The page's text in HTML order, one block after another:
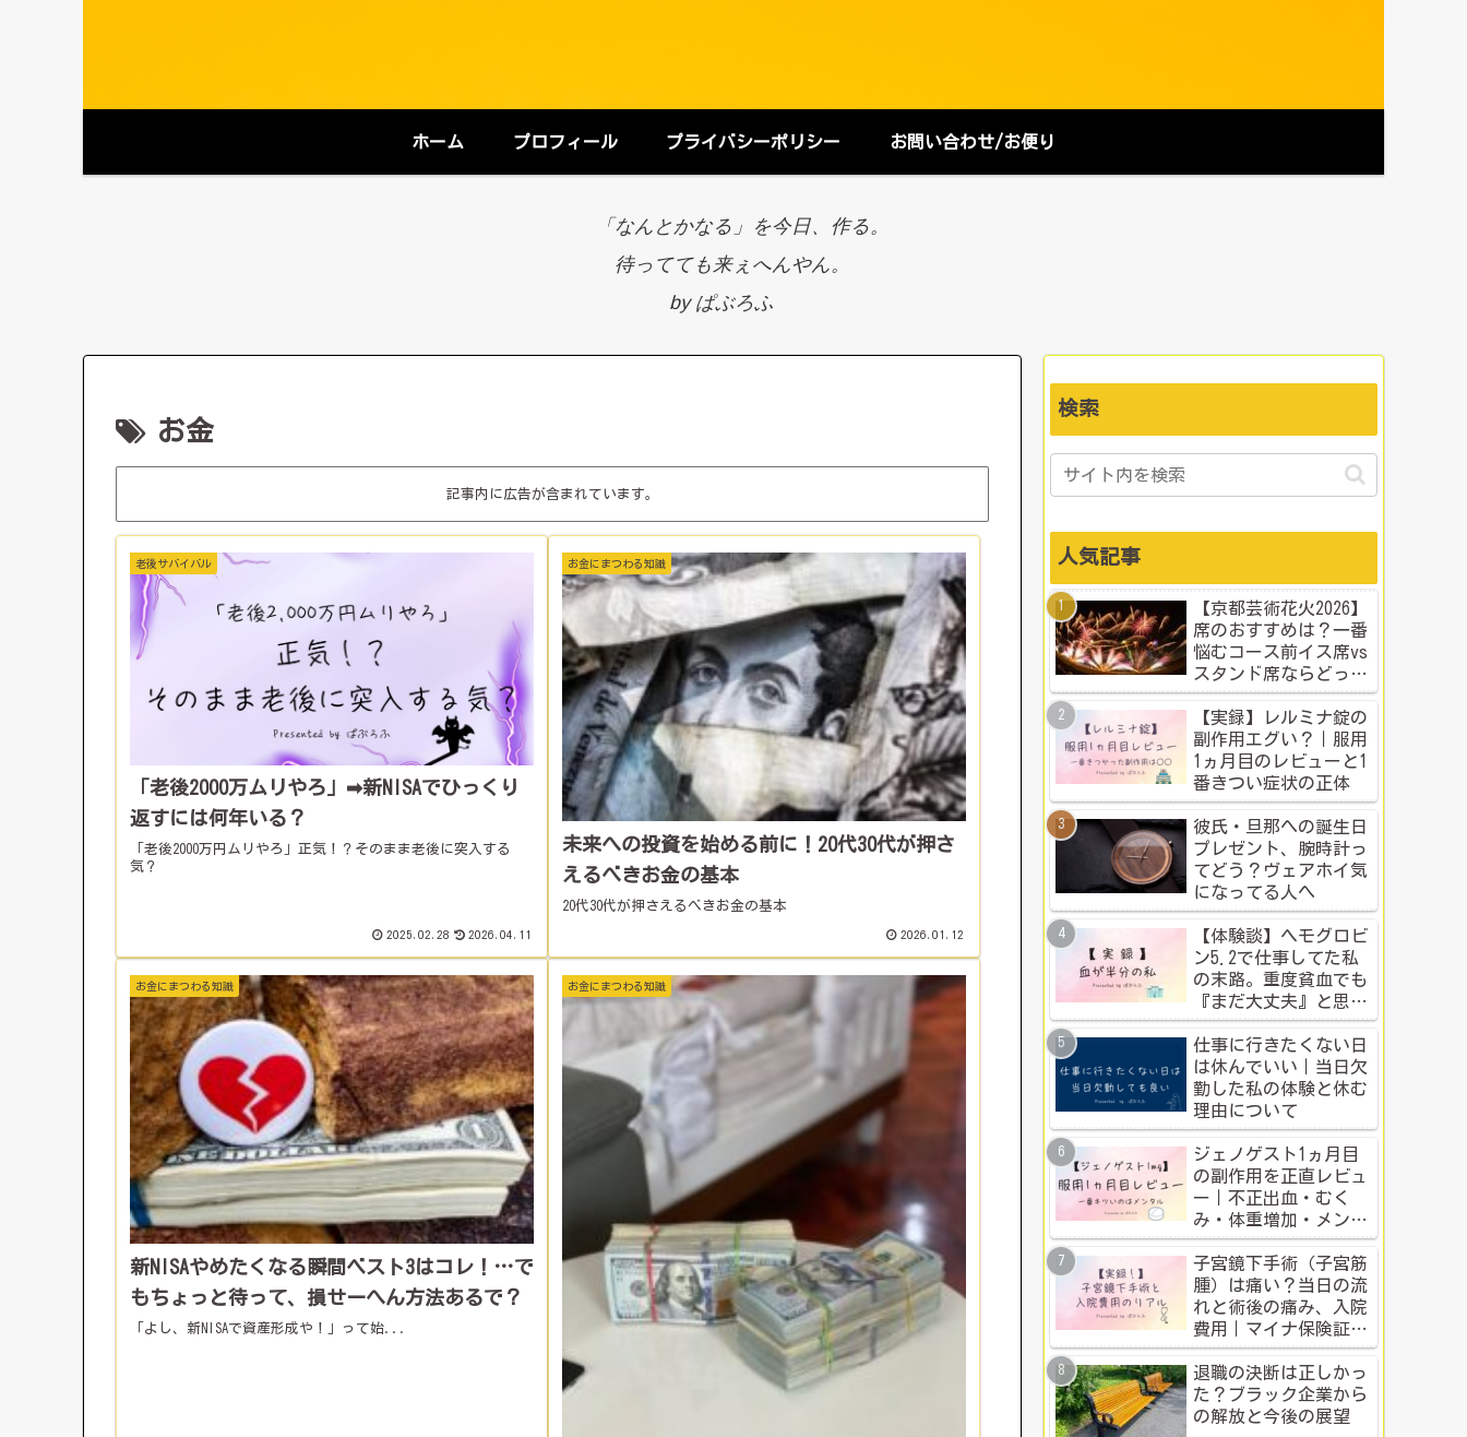
ホーム プロフィール プライバシーポリシー お問い合わせ/お便り
「なんとかなる」を今日、作る。
待ってても来ぇへんやん。
by ぱぶろふ
お金
記事内に広告が含まれています。
老後サバイバル
「老後2000万ムリやろ」➡新NISAでひっくり
返すには何年いる？
「老後2000万円ムリやろ」正気！？そのまま老後に突入する
気？
2025.02.28 2026.04.11
お金にまつわる知識
未来への投資を始める前に！20代30代が押さ
えるべきお金の基本
20代30代が押さえるべきお金の基本
2026.01.12
お金にまつわる知識
新NISAやめたくなる瞬間ベスト3はコレ！…で
もちょっと待って、損せーへん方法あるで？
「よし、新NISAで資産形成や！」って始...
お金にまつわる知識
検索
人気記事
【京都芸術花火2026】
席のおすすめは？一番
悩むコース前イス席vs
スタンド席ならどっ
ち？本音比較！
【実録】レルミナ錠の
副作用エグい？｜服用
1ヵ月目のレビューと1
番きつい症状の正体
彼氏・旦那への誕生日
プレゼント、腕時計っ
てどう？ヴェアホイ気
になってる人へ
【体験談】ヘモグロビ
ン5.2で仕事してた私
の末路。重度貧血でも
『まだ大丈夫』と思う
人のための警告
仕事に行きたくない日
は休んでいい｜当日欠
勤した私の体験と休む
理由について
ジェノゲスト1ヵ月目
の副作用を正直レビュ
ー｜不正出血・むく
み・体重増加・メンタ
ル変化まで【体験談】
子宮鏡下手術（子宮筋
腫）は痛い？当日の流
れと術後の痛み、入院
費用｜マイナ保険証・
公的制度で乗り切った
入院体験記全公開
退職の決断は正しかっ
た？ブラック企業から
の解放と今後の展望